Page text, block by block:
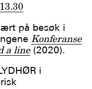
på besøk i
Konferanse
a line (2020).
i